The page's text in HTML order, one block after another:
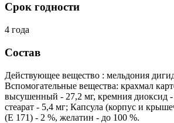
Срок годности
4 года
Состав
Действующее вещество : мельдония
Вспомогательные вещества: крахмал
высушенный - 27,2 мг, кремния диоксид -
стеарат - 5,4 мг; Капсула (корпус и
(Е 171) - 2 %, желатин - до 100 %.